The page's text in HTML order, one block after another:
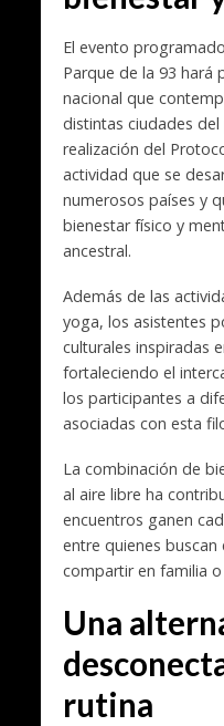
El evento
Parque de la 93 hará
nacional que
distintas ciudades
realización del
actividad que se
numerosos países y
bienestar físico y
ancestral.
Además de las
yoga, los asistentes
culturales inspiradas
fortaleciendo el
los participantes a
asociadas con esta
La combinación de
al aire libre ha
encuentros ganen
entre quienes
compartir en familia
Una
rutina